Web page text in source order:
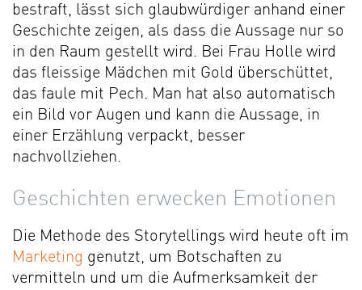
bestraft, lässt sich glaubwürdiger anhand einer
Geschichte zeigen, als dass die Aussage nur so
in den Raum gestellt wird. Bei Frau Holle wird
das fleissige Mädchen mit Gold überschüttet,
das faule mit Pech. Man hat also automatisch
ein Bild vor Augen und kann die Aussage, in
einer Erzählung verpackt, besser
nachvollziehen.
Geschichten erwecken Emotionen
Die Methode des Storytellings wird heute oft im
Marketing genutzt, um Botschaften zu
vermitteln und um die Aufmerksamkeit der